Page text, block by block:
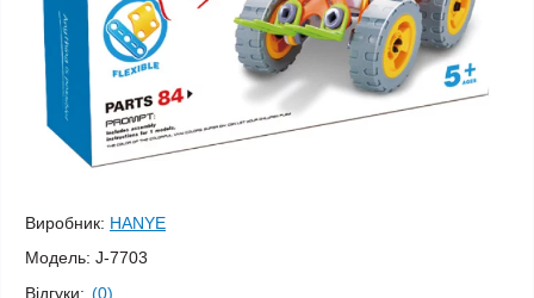
Виробник: HANYE
Модель: J-7703
Відгуки: (0)